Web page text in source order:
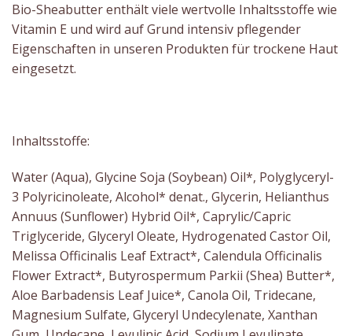
Bio-Sheabutter enthält viele wertvolle Inhaltsstoffe wie
Vitamin E und wird auf Grund intensiv pflegender
Eigenschaften in unseren Produkten für trockene Haut
eingesetzt.
Inhaltsstoffe:
Water (Aqua), Glycine Soja (Soybean) Oil*, Polyglyceryl-
3 Polyricinoleate, Alcohol* denat., Glycerin, Helianthus
Annuus (Sunflower) Hybrid Oil*, Caprylic/Capric
Triglyceride, Glyceryl Oleate, Hydrogenated Castor Oil,
Melissa Officinalis Leaf Extract*, Calendula Officinalis
Flower Extract*, Butyrospermum Parkii (Shea) Butter*,
Aloe Barbadensis Leaf Juice*, Canola Oil, Tridecane,
Magnesium Sulfate, Glyceryl Undecylenate, Xanthan